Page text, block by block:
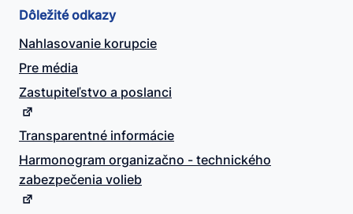
Dôležité odkazy
Nahlasovanie korupcie
Pre média
Zastupiteľstvo a poslanci
Transparentné informácie
Harmonogram organizačno - technického
zabezpečenia volieb